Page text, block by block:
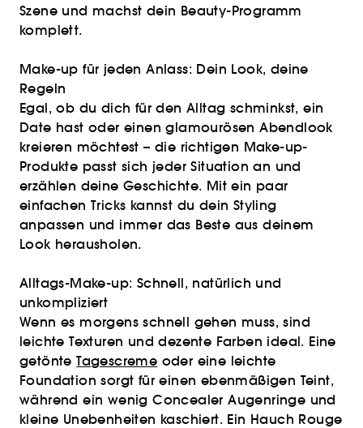
Szene und machst dein Beauty-Programm
komplett.
Make-up für jeden Anlass: Dein Look, deine
Regeln
Egal, ob du dich für den Alltag schminkst, ein
Date hast oder einen glamourösen Abendlook
kreieren möchtest – die richtigen Make-up-
Produkte passt sich jeder Situation an und
erzählen deine Geschichte. Mit ein paar
einfachen Tricks kannst du dein Styling
anpassen und immer das Beste aus deinem
Look herausholen.
Alltags-Make-up: Schnell, natürlich und
unkompliziert
Wenn es morgens schnell gehen muss, sind
leichte Texturen und dezente Farben ideal. Eine
getönteTagescreme oder eine leichte
Foundation sorgt für einen ebenmäßigen Teint,
während ein wenig Concealer Augenringe und
kleine Unebenheiten kaschiert. Ein Hauch Rouge